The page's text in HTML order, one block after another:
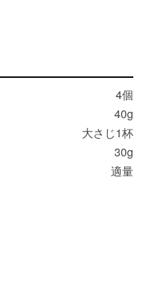
4個
40g
大さじ1杯
30g
適量